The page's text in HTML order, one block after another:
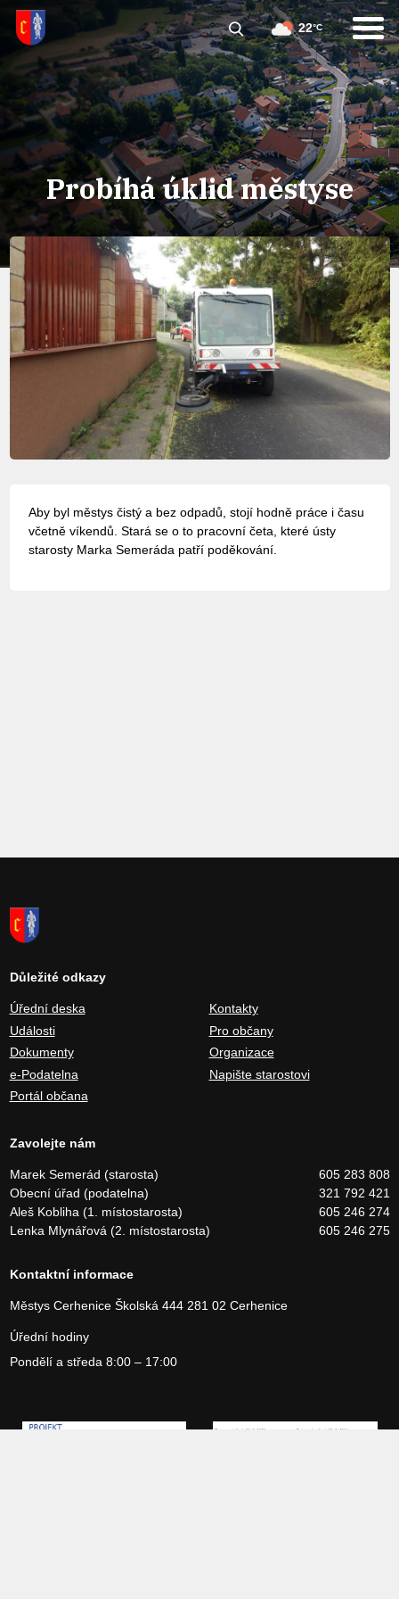
22°C
Probíhá úklid městyse
Aby byl městys čistý a bez odpadů, stojí hodně práce i času
včetně víkendů. Stará se o to pracovní četa, které ústy
starosty Marka Semeráda patří poděkování.
Důležité odkazy
Úřední deska
Události
Dokumenty
e-Podatelna
Portál občana
Kontakty
Pro občany
Organizace
Napište starostovi
Zavolejte nám
Marek Semerád (starosta)
605 283 808
Obecní úřad (podatelna)
321 792 421
Aleš Kobliha (1. místostarosta)
605 246 274
Lenka Mlynářová (2. místostarosta)
605 246 275
Kontaktní informace
Městys CerheniceŠkolská 444281 02 Cerhenice
Úřední hodiny
Pondělí a středa 8:00 – 17:00